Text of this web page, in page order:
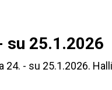
su 25.1.2026
24. - su 25.1.2026.